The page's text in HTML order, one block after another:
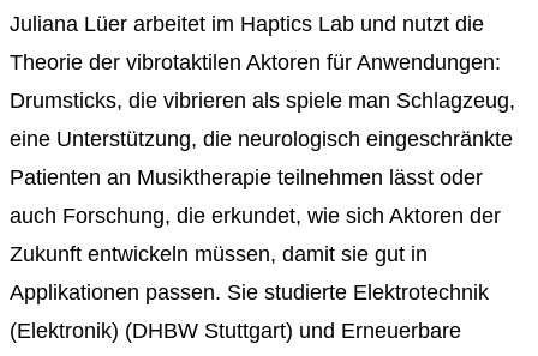
Juliana Lüer arbeitet im Haptics Lab und nutzt die
Theorie der vibrotaktilen Aktoren für Anwendungen:
Drumsticks, die vibrieren als spiele man Schlagzeug,
eine Unterstützung, die neurologisch eingeschränkte
Patienten an Musiktherapie teilnehmen lässt oder
auch Forschung, die erkundet, wie sich Aktoren der
Zukunft entwickeln müssen, damit sie gut in
Applikationen passen. Sie studierte Elektrotechnik
(Elektronik) (DHBW Stuttgart) und Erneuerbare